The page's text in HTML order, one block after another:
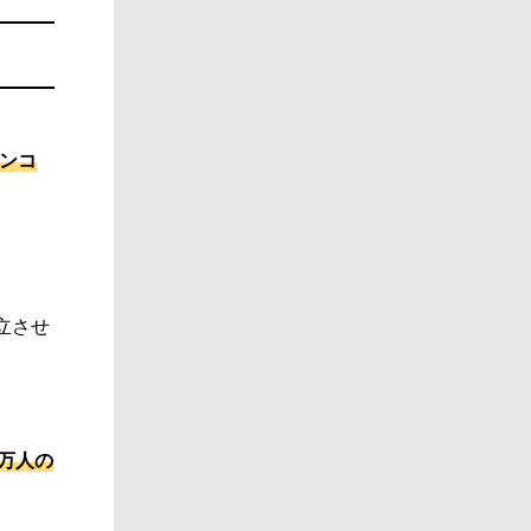
コ
させ
人の